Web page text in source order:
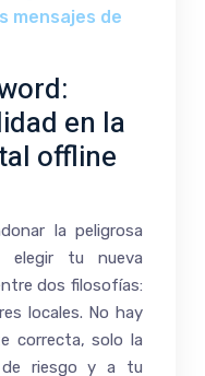
mensajes de
en la
offline
la peligrosa
elegir tu nueva
dos filosofías:
locales. No hay
correcta, solo la
riesgo y a tu